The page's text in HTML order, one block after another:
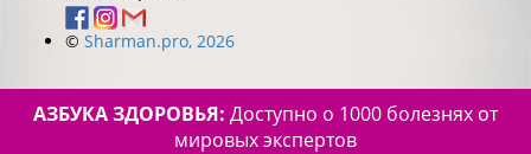
© Sharman.pro, 2026
АЗБУКА ЗДОРОВЬЯ: Доступно о 1000 болезнях от
мировых экспертов